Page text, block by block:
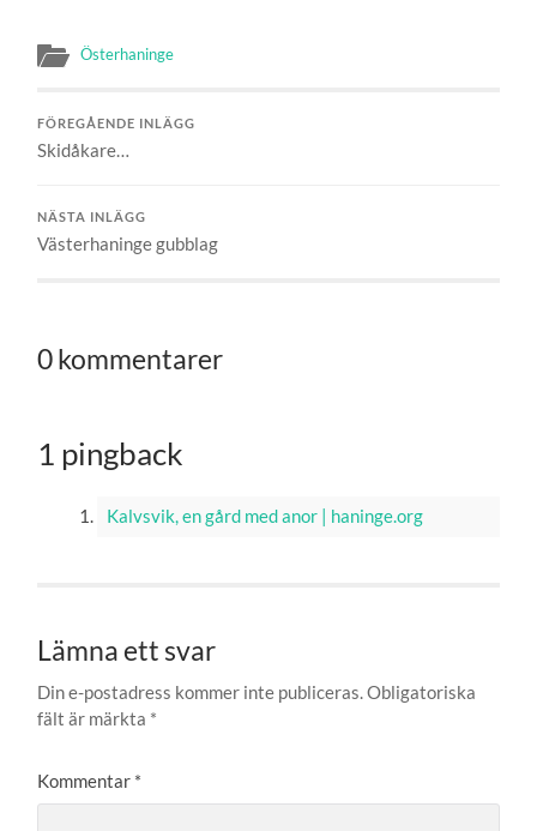
Österhaninge
FÖREGÅENDE INLÄGG
Skidåkare…
NÄSTA INLÄGG
Västerhaninge gubblag
0 kommentarer
1 pingback
Kalvsvik, en gård med anor | haninge.org
Lämna ett svar
Din e-postadress kommer inte publiceras.Obligatoriska
fält är märkta *
Kommentar *